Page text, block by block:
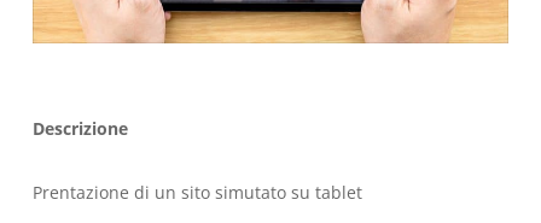
Descrizione
Prentazione di un sito simutato su tablet